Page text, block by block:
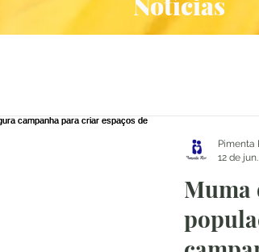
Muma
Pimenta
12 de